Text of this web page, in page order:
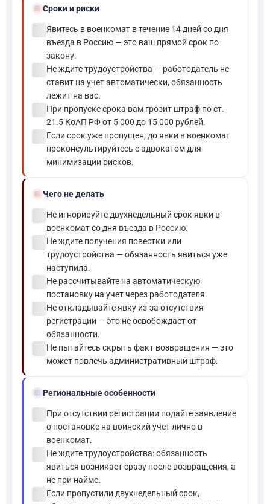
schedule Сроки и риски
Явитесь в военкомат в течение 14 дней со дня
въезда в Россию — это ваш прямой срок по
закону.
Не ждите трудоустройства — работодатель не
ставит на учет автоматически, обязанность
лежит на вас.
При пропуске срока вам грозит штраф по ст.
21.5 КоАП РФ от 5 000 до 15 000 рублей.
Если срок уже пропущен, до явки в военкомат
проконсультируйтесь с адвокатом для
минимизации рисков.
block Чего не делать
Не игнорируйте двухнедельный срок явки в
военкомат со дня въезда в Россию.
Не ждите получения повестки или
трудоустройства — обязанность явиться уже
наступила.
Не рассчитывайте на автоматическую
постановку на учет через работодателя.
Не откладывайте явку из-за отсутствия
регистрации — это не освобождает от
обязанности.
Не пытайтесь скрыть факт возвращения — это
может повлечь административный штраф.
location_on Региональные особенности
При отсутствии регистрации подайте заявление
о постановке на воинский учет лично в
военкомат.
Не ждите трудоустройства: обязанность
явиться возникает сразу после возвращения, а
не при найме.
Если пропустили двухнедельный срок,